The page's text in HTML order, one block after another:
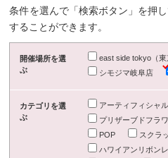
条件を選んで「検索ボタン」を押
することができます。
開催場所を選
ぶ
east side tokyo（東
シモジマ岐阜店
カテゴリを選
ぶ
アーティフィシャ
プリザーブドフラ
POP
スクラ
ハワイアンリボン